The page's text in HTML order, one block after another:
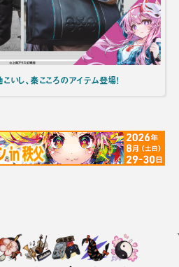
し、秦こころのアイテム登場！